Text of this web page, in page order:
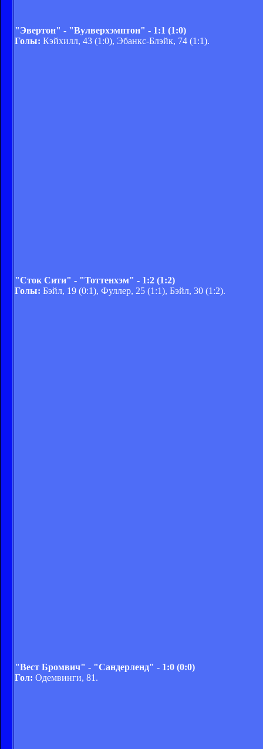
"Эвертон" - "Вулверхэмптон" - 1:1 (1:0)
Голы: Кэйхилл, 43 (1:0), Эбанкс-Блэйк, 74 (1:1).
"Сток Сити" - "Тоттенхэм" - 1:2 (1:2)
Голы: Бэйл, 19 (0:1), Фуллер, 25 (1:1), Бэйл, 30 (1:2).
"Вест Бромвич" - "Сандерленд" - 1:0 (0:0)
Гол: Одемвинги, 81.